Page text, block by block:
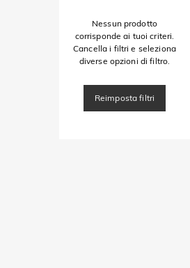
Nessun prodotto
corrisponde ai tuoi criteri.
Cancella i filtri e seleziona
diverse opzioni di filtro.
Reimposta filtri